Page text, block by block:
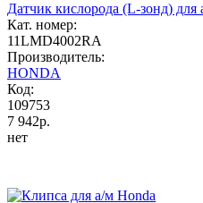
Датчик кислорода (L-зонд)
Кат. номер:
11LMD4002RA
Производитель:
HONDA
Код:
109753
7 942р.
нет